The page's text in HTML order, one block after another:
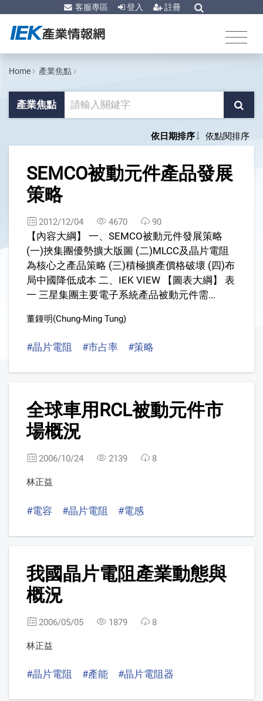
客服專區 登入 註冊
Home 產業焦點
產業焦點
依日期排序 依點閱排序
SEMCO被動元件產品發展
策略
2012/12/04 4670 90
【內容大綱】 一、SEMCO被動元件發展策略
(一)挾集團優勢擴大版圖 (二)MLCC及晶片電阻
為核心之產品策略 (三)積極擴產價格破壞 (四)布
局中國降低成本 二、IEK VIEW 【圖表大綱】 表
一 三星集團主要電子系統產品被動元件需...
董鍾明(Chung-Ming Tung)
#晶片電阻 #市占率 #策略
全球車用RCL被動元件市
場概況
2006/10/24 2139 8
林正益
#電容 #晶片電阻 #電感
我國晶片電阻產業動態與
概況
2006/05/05 1879 8
林正益
#晶片電阻 #產能 #晶片電阻器